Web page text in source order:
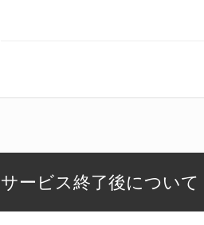
サービス終了後について